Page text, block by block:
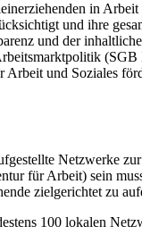
in
und ihre
und der
und Soziales
Netzwerke
für Arbeit) sein
zielgerichtet zu
100 lokalen